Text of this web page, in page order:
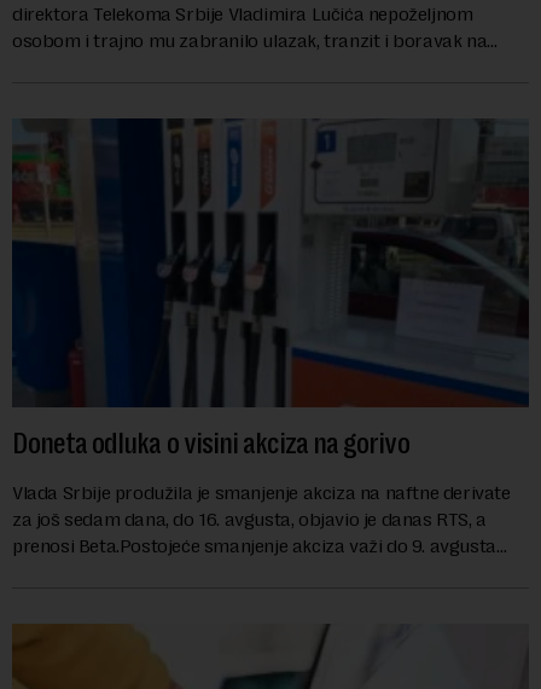
direktora Telekoma Srbije Vladimira Lučića nepoželjnom
osobom i trajno mu zabranilo ulazak, tranzit i boravak na
Doneta odluka o visini akciza na gorivo
Vlada Srbije produžila je smanjenje akciza na naftne derivate
za još sedam dana, do 16. avgusta, objavio je danas RTS, a
prenosi Beta.Postojeće smanjenje akciza važi do 9. avgusta